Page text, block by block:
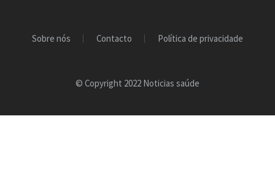
Sobre nós Contacto Política de privacidade
© Copyright 2022 Noticias saúde